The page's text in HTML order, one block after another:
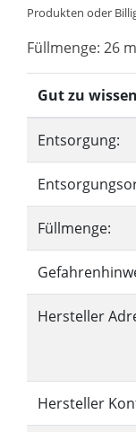
Produkten oder
Füllmenge: 26
Gut zu wissen
Entsorgung:
Füllmenge:
Hersteller
Hersteller